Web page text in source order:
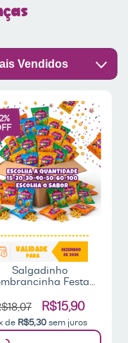
%
Salgadinho
Festa
Bacon Queijo
Sortido Aritana
R$15,90
de R$5,30sem juros